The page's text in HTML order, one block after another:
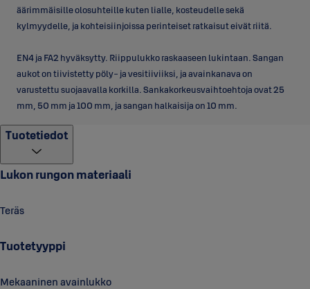
äärimmäisille olosuhteille kuten lialle, kosteudelle sekä
kylmyydelle, ja kohteisiinjoissa perinteiset ratkaisut eivät riitä.
EN4 ja FA2 hyväksytty. Riippulukko raskaaseen lukintaan. Sangan
aukot on tiivistetty pöly- ja vesitiiviiksi, ja avainkanava on
varustettu suojaavalla korkilla. Sankakorkeusvaihtoehtoja ovat 25
mm, 50 mm ja 100 mm, ja sangan halkaisija on 10 mm.
Tuotetiedot
Lukon rungon materiaali
Teräs
Tuotetyyppi
Mekaaninen avainlukko